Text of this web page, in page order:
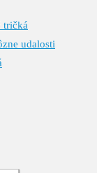
tričká
udalosti